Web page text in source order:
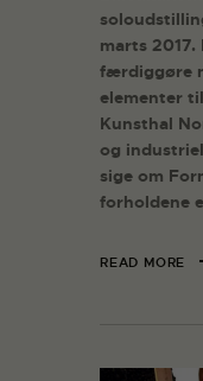
marts
færdiggøre
elementer
Kunsthal
og
sige om
forholdene
READ MORE